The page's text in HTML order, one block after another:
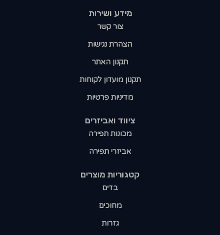
קטגוריות מוצרים​
בדים
מחוכים
גזרות
ציווד ואביזרים
מכונות תפירה
אביזרי תפירה
מידע ושירות
צור קשר
הצהרת נגישות
תקנון האתר
תקנון מועדון לקוחות
מדיניות פרטיות